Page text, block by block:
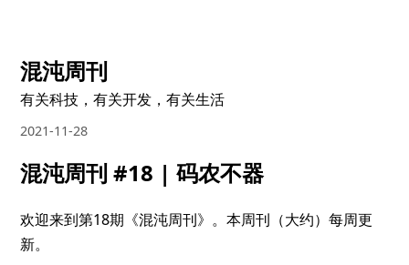
混沌周刊
有关科技，有关开发，有关生活
2021-11-28
混沌周刊 #18 | 码农不器
欢迎来到第18期《混沌周刊》。本周刊（大约）每周更
新。